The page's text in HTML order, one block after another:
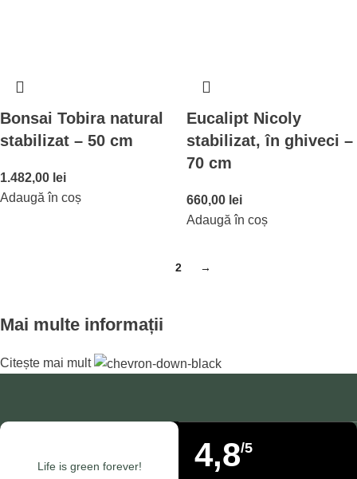
Bonsai Tobira natural
stabilizat – 50 cm
1.482,00 lei
Adaugă în coș
Eucalipt Nicoly
stabilizat, în ghiveci –
70 cm
660,00 lei
Adaugă în coș
2 →
Mai multe informații
Citește mai mult
Life is green forever! 4,8/5